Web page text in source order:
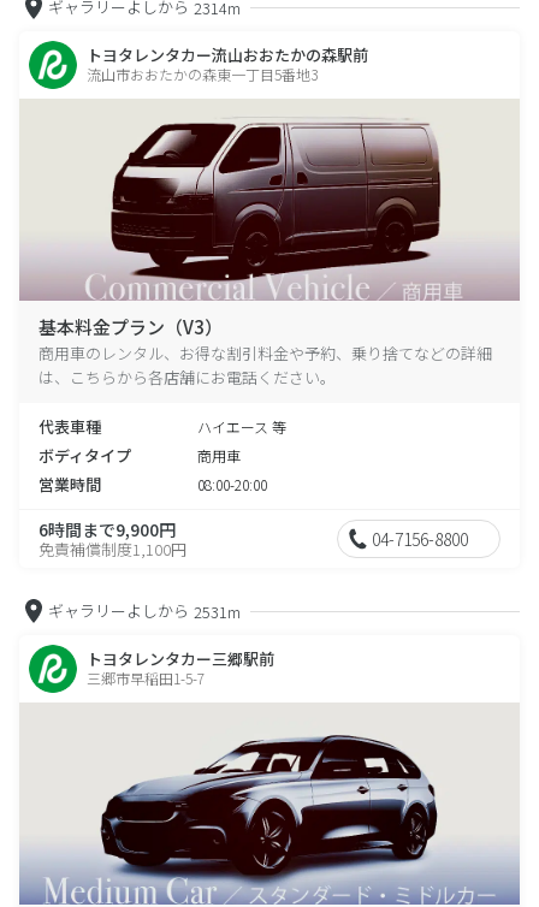
ギャラリーよしから 2314m
トヨタレンタカー流山おおたかの森駅前
流山市おおたかの森東一丁目5番地3
基本料金プラン（V3）
商用車のレンタル、お得な割引料金や予約、乗り捨てなどの詳細
は、こちらから各店舗にお電話ください。
代表車種 ハイエース 等
ボディタイプ 商用車
営業時間 08:00-20:00
6時間まで9,900円
免責補償制度1,100円 04-7156-8800
ギャラリーよしから 2531m
トヨタレンタカー三郷駅前
三郷市早稲田1-5-7